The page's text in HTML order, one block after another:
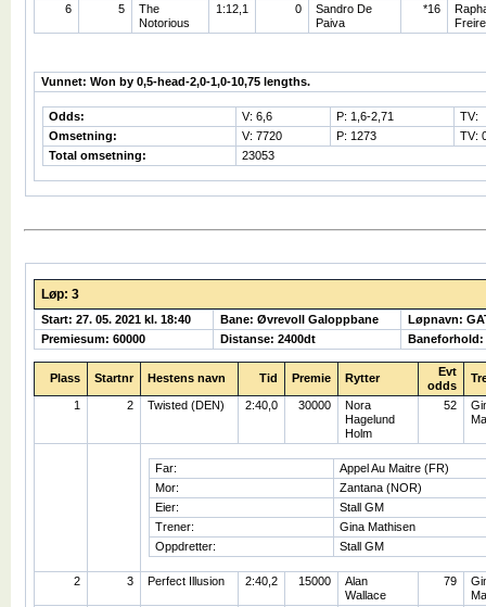
6 5
The
Notorious
1:12,1 0
Sandro De
Paiva
*16
Freire
Vunnet: Won by 0,5-head-2,0-1,0-10,75 lengths.
Odds: V: 6,6 P: 1,6-2,71
TV:
Omsetning:
V: 7720 P: 1273
TV:
Total omsetning:
23053
Løp: 3
Start: 27. 05. 2021 kl. 18:40 Bane: Øvrevoll Galoppbane
Løpnavn:
Premiesum: 60000
Distanse: 2400dt Baneforhold:
Plass Startnr Hestens navn Tid Premie Rytter
Evt
odds
1 2 Twisted (DEN) 2:40,0 30000
Nora
Hagelund
Holm
52
Far:
Appel Au Maitre (FR)
Mor:
Zantana (NOR)
Eier:
Stall GM
Trener:
Gina Mathisen
Oppdretter:
Stall GM
2 3 Perfect Illusion 2:40,2 15000
Alan
Wallace
79